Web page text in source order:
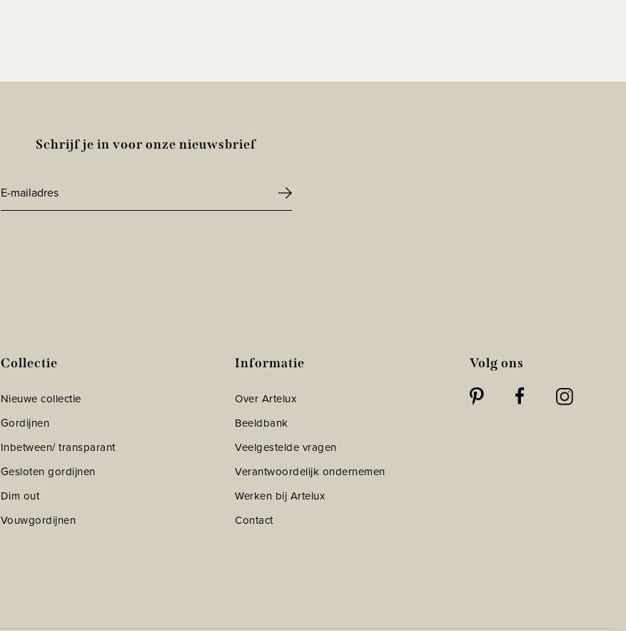
Schrijf je in voor onze nieuwsbrief
mailadres
Collectie
Nieuwe collectie
Gordijnen
Inbetween/ transparant
Gesloten gordijnen
Dim out
Vouwgordijnen
Informatie
Over Artelux
Beeldbank
Veelgestelde vragen
Verantwoordelijk ondernemen
Werken bij Artelux
Contact
Volg ons